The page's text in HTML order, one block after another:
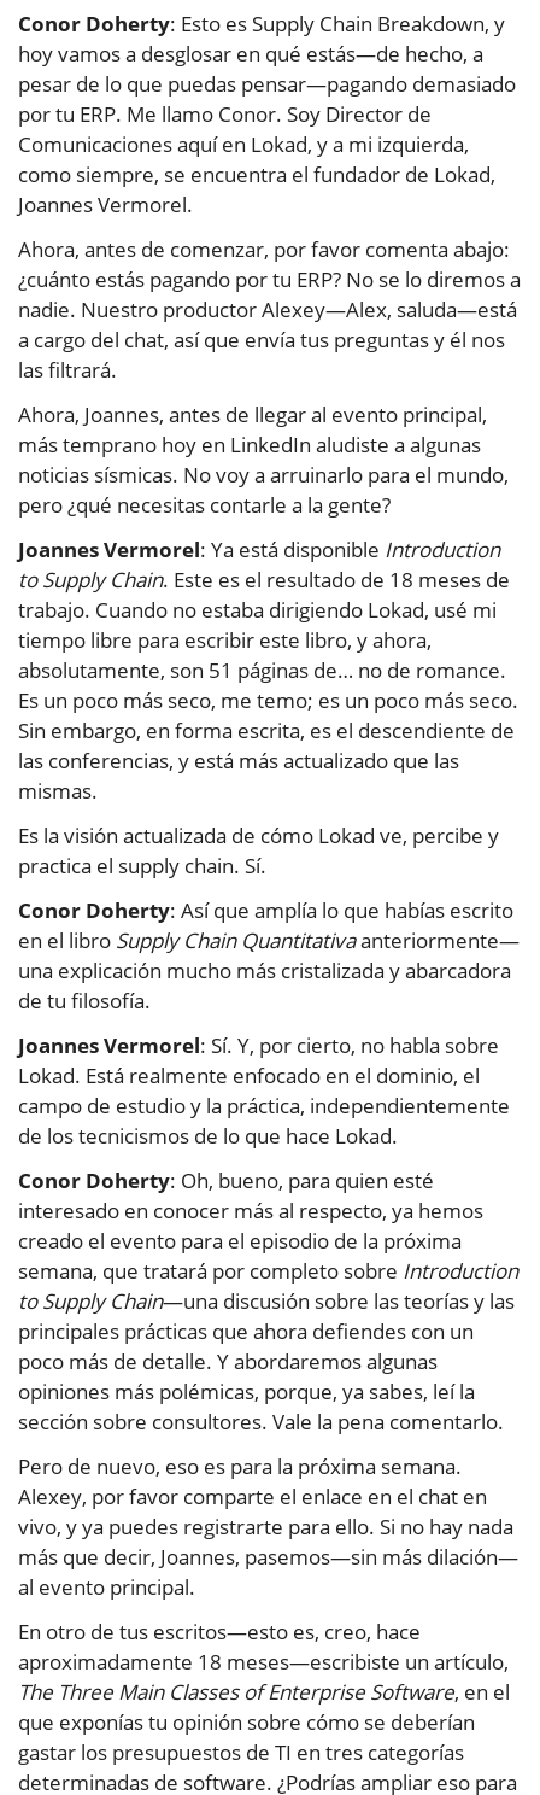
Conor Doherty: Esto es Supply Chain Breakdown, y
hoy vamos a desglosar en qué estás—de hecho, a
pesar de lo que puedas pensar—pagando demasiado
por tu ERP. Me llamo Conor. Soy Director de
Comunicaciones aquí en Lokad, y a mi izquierda,
como siempre, se encuentra el fundador de Lokad,
Joannes Vermorel.
Ahora, antes de comenzar, por favor comenta abajo:
¿cuánto estás pagando por tu ERP? No se lo diremos a
nadie. Nuestro productor Alexey—Alex, saluda—está
a cargo del chat, así que envía tus preguntas y él nos
las filtrará.
Ahora, Joannes, antes de llegar al evento principal,
más temprano hoy en LinkedIn aludiste a algunas
noticias sísmicas. No voy a arruinarlo para el mundo,
pero ¿qué necesitas contarle a la gente?
Joannes Vermorel: Ya está disponible Introduction
to Supply Chain. Este es el resultado de 18 meses de
trabajo. Cuando no estaba dirigiendo Lokad, usé mi
tiempo libre para escribir este libro, y ahora,
absolutamente, son 51 páginas de… no de romance.
Es un poco más seco, me temo; es un poco más seco.
Sin embargo, en forma escrita, es el descendiente de
las conferencias, y está más actualizado que las
mismas.
Es la visión actualizada de cómo Lokad ve, percibe y
practica el supply chain. Sí.
Conor Doherty: Así que amplía lo que habías escrito
en el libro Supply Chain Quantitativaanteriormente—
una explicación mucho más cristalizada y abarcadora
de tu filosofía.
Joannes Vermorel: Sí. Y, por cierto, no habla sobre
Lokad. Está realmente enfocado en el dominio, el
campo de estudio y la práctica, independientemente
de los tecnicismos de lo que hace Lokad.
Conor Doherty: Oh, bueno, para quien esté
interesado en conocer más al respecto, ya hemos
creado el evento para el episodio de la próxima
semana, que tratará por completo sobre Introduction
to Supply Chain—una discusión sobre las teorías y las
principales prácticas que ahora defiendes con un
poco más de detalle. Y abordaremos algunas
opiniones más polémicas, porque, ya sabes, leí la
sección sobre consultores. Vale la pena comentarlo.
Pero de nuevo, eso es para la próxima semana.
Alexey, por favor comparte el enlace en el chat en
vivo, y ya puedes registrarte para ello. Si no hay nada
más que decir, Joannes, pasemos—sin más dilación—
al evento principal.
En otro de tus escritos—esto es, creo, hace
aproximadamente 18 meses—escribiste un artículo,
The Three Main Classes of Enterprise Software, en el
que exponías tu opinión sobre cómo se deberían
gastar los presupuestos de TI en tres categorías
determinadas de software. ¿Podrías ampliar eso para